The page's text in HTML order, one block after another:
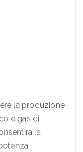
la produzione
e gas di
la